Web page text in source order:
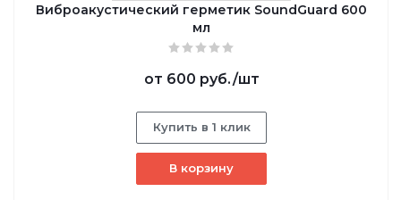
Виброакустический герметик SoundGuard 600
мл
от 600 руб./шт
Купить в 1 клик
В корзину